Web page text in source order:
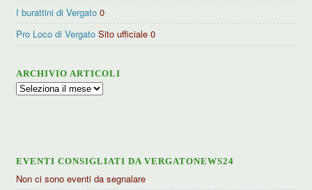
I burattini di Vergato 0
Pro Loco di Vergato Sito ufficiale 0
ARCHIVIO ARTICOLI
Archivio
EVENTI CONSIGLIATI DA VERGATONEWS24
Non ci sono eventi da segnalare